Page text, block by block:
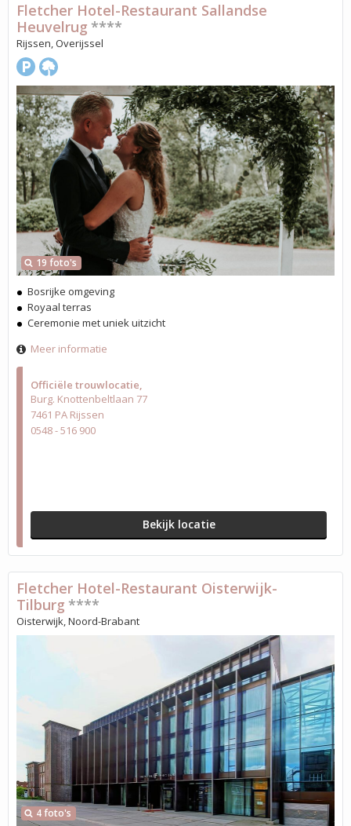
Officiële trouwlocatie
Burg. Knottenbeltlaan 77
7461 PA Rijssen
0548 - 516 900
Bekijk locatie
19 foto's
Fletcher Hotel-Restaurant Sallandse
Heuvelrug ****
Rijssen, Overijssel
Bosrijke omgeving
Royaal terras
Ceremonie met uniek uitzicht
Meer informatie
4 foto's
Fletcher Hotel-Restaurant Oisterwijk-
Tilburg ****
Oisterwijk, Noord-Brabant